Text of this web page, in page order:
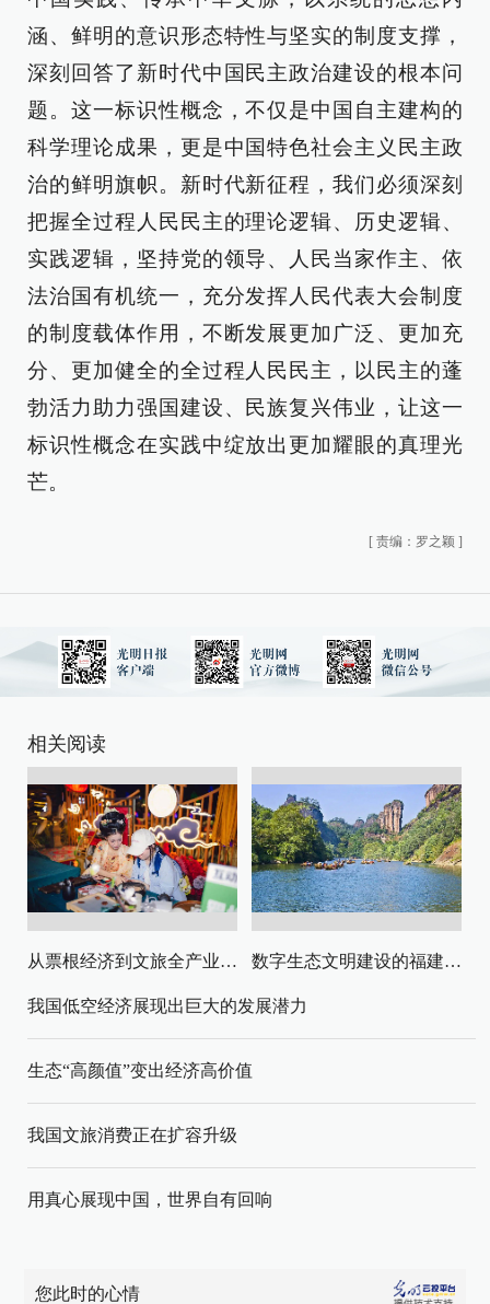
涵、鲜明的意识形态特性与坚实的制度支撑，
深刻回答了新时代中国民主政治建设的根本问
题。这一标识性概念，不仅是中国自主建构的
科学理论成果，更是中国特色社会主义民主政
治的鲜明旗帜。新时代新征程，我们必须深刻
把握全过程人民民主的理论逻辑、历史逻辑、
实践逻辑，坚持党的领导、人民当家作主、依
法治国有机统一，充分发挥人民代表大会制度
的制度载体作用，不断发展更加广泛、更加充
分、更加健全的全过程人民民主，以民主的蓬
勃活力助力强国建设、民族复兴伟业，让这一
标识性概念在实践中绽放出更加耀眼的真理光
芒。
[ 责编：罗之颖 ]
相关阅读
从票根经济到文旅全产业链升级 数字生态文明建设的福建路径与启示
我国低空经济展现出巨大的发展潜力
生态“高颜值”变出经济高价值
我国文旅消费正在扩容升级
用真心展现中国，世界自有回响
您此时的心情